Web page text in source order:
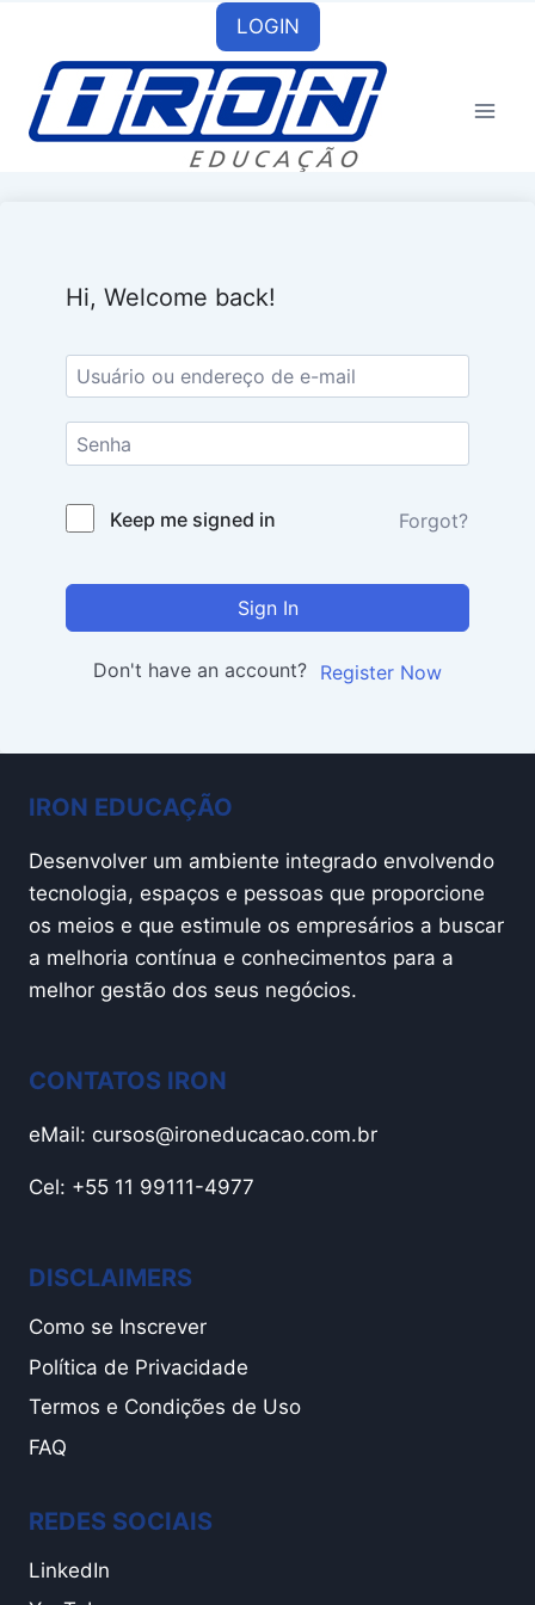
content
LOGIN
Hi, Welcome back!
Keep me signed in Forgot?
Sign In
Don't have an account? Register Now
IRON EDUCAÇÃO
Desenvolver um ambiente integrado envolvendo
tecnologia, espaços e pessoas que proporcione
os meios e que estimule os empresários a buscar
a melhoria contínua e conhecimentos para a
melhor gestão dos seus negócios.
CONTATOS IRON
eMail: cursos@ironeducacao.com.br
Cel: +55 11 99111-4977
DISCLAIMERS
Como se Inscrever
Política de Privacidade
Termos e Condições de Uso
FAQ
REDES SOCIAIS
LinkedIn